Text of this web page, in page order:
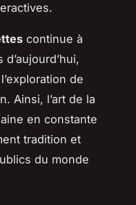
continue à
de
Ainsi, l’art de la
en constante
tradition et
du monde